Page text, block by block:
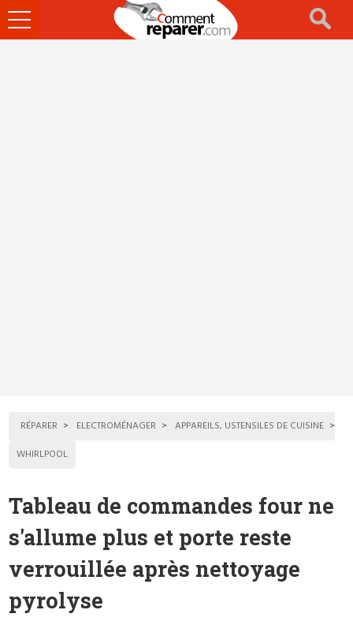
Ouvrir
le
RÉPARER ELECTROMÉNAGER
APPAREILS, USTENSILES DE CUISINE
WHIRLPOOL
Tableau de commandes four ne
s'allume plus et porte reste
verrouillée après nettoyage
pyrolyse